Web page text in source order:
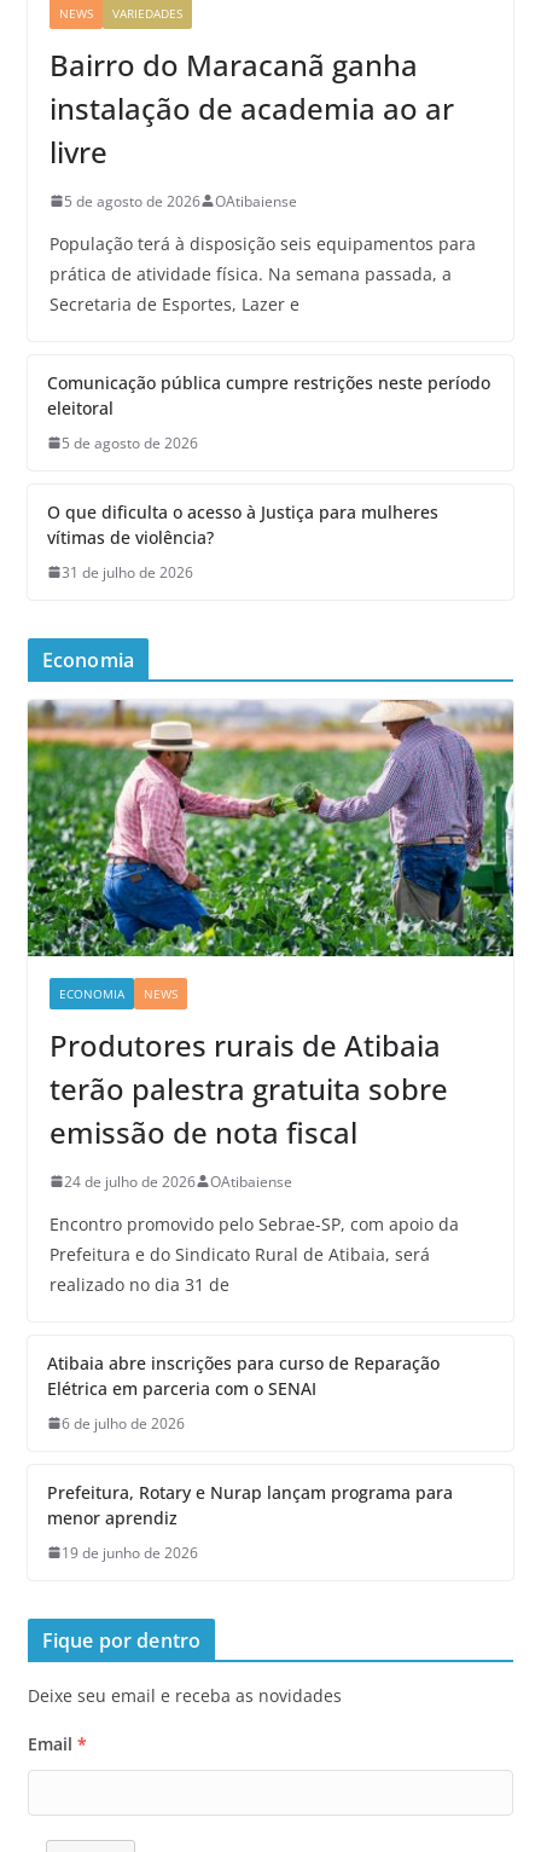
NEWS VARIEDADES
Bairro do Maracanã ganha
instalação de academia ao ar
livre
5 de agosto de 2026 OAtibaiense
População terá à disposição seis equipamentos para
prática de atividade física. Na semana passada, a
Secretaria de Esportes, Lazer e
Comunicação pública cumpre restrições neste período
eleitoral
5 de agosto de 2026
O que dificulta o acesso à Justiça para mulheres
vítimas de violência?
31 de julho de 2026
Economia
ECONOMIA NEWS
Produtores rurais de Atibaia
terão palestra gratuita sobre
emissão de nota fiscal
24 de julho de 2026 OAtibaiense
Encontro promovido pelo Sebrae-SP, com apoio da
Prefeitura e do Sindicato Rural de Atibaia, será
realizado no dia 31 de
Atibaia abre inscrições para curso de Reparação
Elétrica em parceria com o SENAI
6 de julho de 2026
Prefeitura, Rotary e Nurap lançam programa para
menor aprendiz
19 de junho de 2026
Fique por dentro
Deixe seu email e receba as novidades
Email *